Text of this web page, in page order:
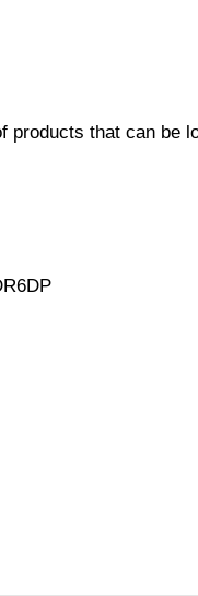
products that can be